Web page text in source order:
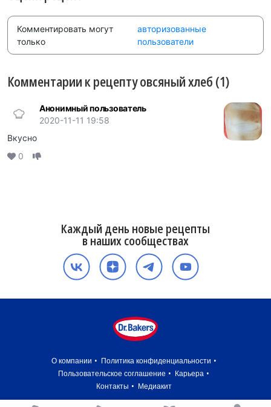
Комментировать могут
только
авторизованные
пользователи
Комментарии к рецепту овсяный хлеб (1)
Анонимный пользователь
2020-11-11 19:58
Вкусно
0
Каждый день новые рецепты
в наших сообществах
О компании
Политика конфиденциальности
Пользовательское соглашение
Карьера
Контакты
Медиакит